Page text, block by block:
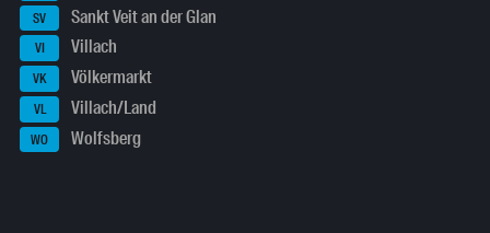
SV Sankt Veit an der Glan
VI Villach
VK Völkermarkt
VL Villach/Land
WO Wolfsberg